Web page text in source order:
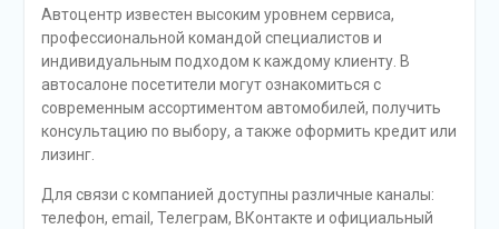
Автоцентр известен высоким уровнем сервиса,
профессиональной командой специалистов и
индивидуальным подходом к каждому клиенту. В
автосалоне посетители могут ознакомиться с
современным ассортиментом автомобилей, получить
консультацию по выбору, а также оформить кредит или
лизинг.
Для связи с компанией доступны различные каналы:
телефон, email, Телеграм, ВКонтакте и официальный